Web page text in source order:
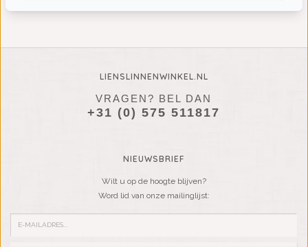
LIENSLINNENWINKEL.NL
VRAGEN? BEL DAN
+31 (0) 575 511817
NIEUWSBRIEF
Wilt u op de hoogte blijven?
Word lid van onze mailinglijst: